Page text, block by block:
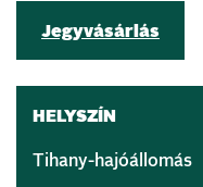
Jegyvásárlás
HELYSZÍN
Tihany-hajóállomás